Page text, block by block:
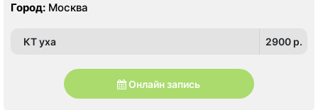
Город: Москва
КТ уха 2900 p.
Онлайн запись